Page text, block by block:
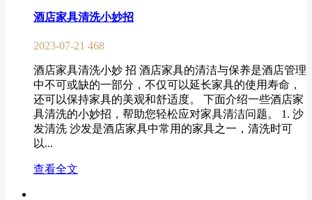
酒店家具清洗小妙招
2023-07-21 468
酒店家具清洗小妙 招 酒店家具的清洁与保养是酒店管理
中不可或缺的一部分，不仅可以延长家具的使用寿命，
还可以保持家具的美观和舒适度。 下面介绍一些酒店家
具清洗的小妙招，帮助您轻松应对家具清洁问题。 1. 沙
发清洗 沙发是酒店家具中常用的家具之一，清洗时可
以...
查看全文